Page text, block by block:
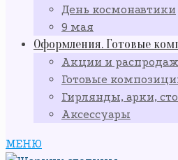
День космонавтики
9 мая
Оформления. Готовые
Акции и
Готовые
Гирлянды, арки,
Аксессуары
МЕНЮ